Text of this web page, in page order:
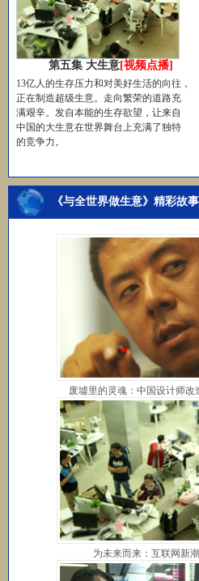
第五集 大生意[视频点播]
13亿人的生存压力和对美好生活的向往，
正在制造超级生意。走向繁荣的道路充
满艰辛。发自本能的生存欲望，让来自
中国的大生意在世界舞台上充满了独特
的竞争力。
《与全世界做生意》精彩故事
废墟里的灵魂：中国设计师改
为未来而来：互联网新